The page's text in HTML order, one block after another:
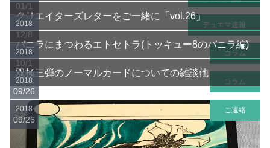
01/1
デュエマ速報
クリエイターズレターをご一緒に「vol.26」
2018
12/8
コラム
バニラにまつわるエトセトラ(トッキュー8のバニラ編)
2018
10/1
コラム
双極三弾のノーマルカードについての雑談他
2018
09/26
ご連絡
2018
09/26